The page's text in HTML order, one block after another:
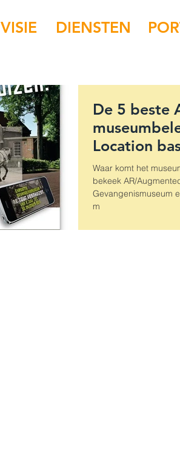
VISIE DIENSTEN
De 5 beste
Location
Reality in
Waar komt het
bekeek AR/
Gevangenismuseum
m